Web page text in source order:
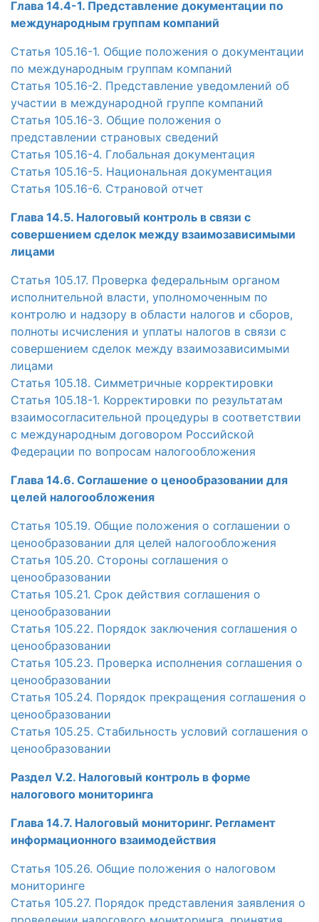
Глава 14.4-1. Представление документации по
международным группам компаний
Статья 105.16-1. Общие положения о документации
по международным группам компаний
Статья 105.16-2. Представление уведомлений об
участии в международной группе компаний
Статья 105.16-3. Общие положения о
представлении страновых сведений
Статья 105.16-4. Глобальная документация
Статья 105.16-5. Национальная документация
Статья 105.16-6. Страновой отчет
Глава 14.5. Налоговый контроль в связи с
совершением сделок между взаимозависимыми
лицами
Статья 105.17. Проверка федеральным органом
исполнительной власти, уполномоченным по
контролю и надзору в области налогов и сборов,
полноты исчисления и уплаты налогов в связи с
совершением сделок между взаимозависимыми
лицами
Статья 105.18. Симметричные корректировки
Статья 105.18-1. Корректировки по результатам
взаимосогласительной процедуры в соответствии
с международным договором Российской
Федерации по вопросам налогообложения
Глава 14.6. Соглашение о ценообразовании для
целей налогообложения
Статья 105.19. Общие положения о соглашении о
ценообразовании для целей налогообложения
Статья 105.20. Стороны соглашения о
ценообразовании
Статья 105.21. Срок действия соглашения о
ценообразовании
Статья 105.22. Порядок заключения соглашения о
ценообразовании
Статья 105.23. Проверка исполнения соглашения о
ценообразовании
Статья 105.24. Порядок прекращения соглашения о
ценообразовании
Статья 105.25. Стабильность условий соглашения о
ценообразовании
Раздел V.2. Налоговый контроль в форме
налогового мониторинга
Глава 14.7. Налоговый мониторинг. Регламент
информационного взаимодействия
Статья 105.26. Общие положения о налоговом
мониторинге
Статья 105.27. Порядок представления заявления о